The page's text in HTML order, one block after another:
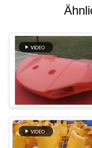
SITEMAP
PRIVACY
POLICY